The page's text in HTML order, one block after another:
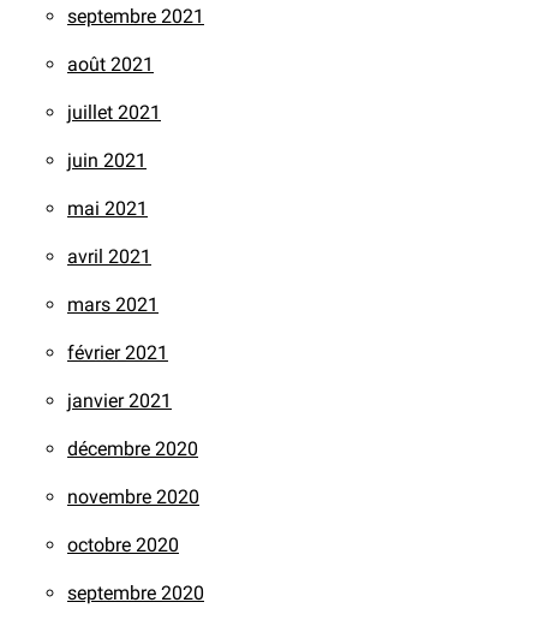
septembre 2021
août 2021
juillet 2021
juin 2021
mai 2021
avril 2021
mars 2021
février 2021
janvier 2021
décembre 2020
novembre 2020
octobre 2020
septembre 2020